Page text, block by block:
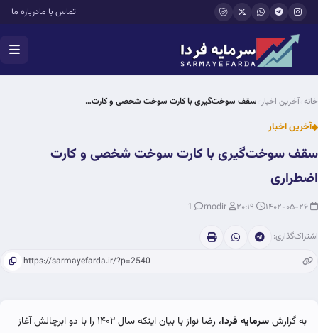
رفتن به محتوای اصلی تماس با مادرباره ما
خانه آخرین اخبار سقف سوخت‌گیری با کارت سوخت شخصی و کارت…
آخرین اخبار
سقف سوخت‌گیری با کارت سوخت شخصی و کارت
اضطراری
اشتراک‌گذاری:
به گزارشسرمایه فردا
، رضا نواز با بیان اینکه سال ۱۴۰۲ را با دو ابرچالش آغاز